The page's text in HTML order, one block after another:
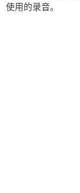
使用的录音。